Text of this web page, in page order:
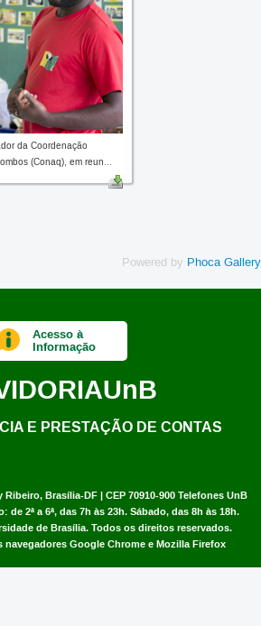
da Coordenação
(Conaq), em reun...
Powered by Phoca Gallery
Ribeiro, Brasília-DF | CEP 70910-900 Telefones UnB
2ª a 6ª, das 7h às 23h. Sábado, das 8h às 18h.
de Brasília. Todos os direitos reservados.
Google Chrome e Mozilla Firefox
Acesso à
Informação
UnB
E PRESTAÇÃO DE CONTAS